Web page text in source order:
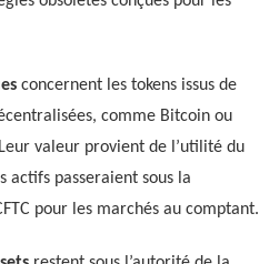
concernent les tokens issus de
comme Bitcoin ou
valeur provient de l’utilité du
actifs passeraient sous la
pour les marchés au comptant.